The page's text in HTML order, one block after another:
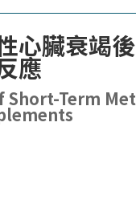
心臟衰竭
應
Short-Term